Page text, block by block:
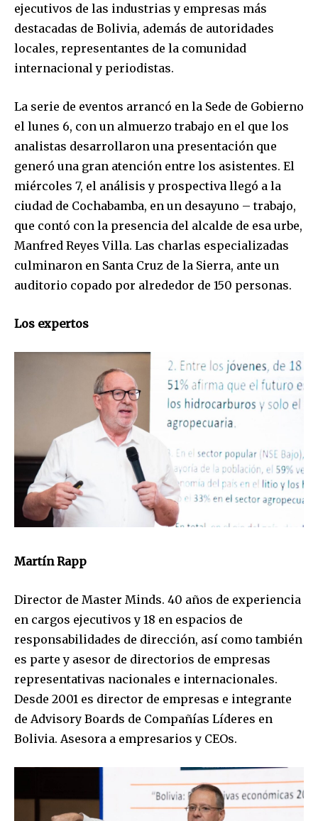
ejecutivos de las industrias y empresas más
destacadas de Bolivia, además de autoridades
locales, representantes de la comunidad
internacional y periodistas.
La serie de eventos arrancó en la Sede de Gobierno
el lunes 6, con un almuerzo trabajo en el que los
analistas desarrollaron una presentación que
generó una gran atención entre los asistentes. El
miércoles 7, el análisis y prospectiva llegó a la
ciudad de Cochabamba, en un desayuno – trabajo,
que contó con la presencia del alcalde de esa urbe,
Manfred Reyes Villa. Las charlas especializadas
culminaron en Santa Cruz de la Sierra, ante un
auditorio copado por alrededor de 150 personas.
Los expertos
Martín Rapp
Director de Master Minds. 40 años de experiencia
en cargos ejecutivos y 18 en espacios de
responsabilidades de dirección, así como también
es parte y asesor de directorios de empresas
representativas nacionales e internacionales.
Desde 2001 es director de empresas e integrante
de Advisory Boards de Compañías Líderes en
Bolivia. Asesora a empresarios y CEOs.